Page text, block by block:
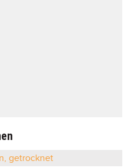
getrocknet